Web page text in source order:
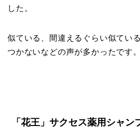
した。
似ている、間違えるぐらい似てい
つかないなどの声が多かったです。
「花王」サクセス薬用シャン